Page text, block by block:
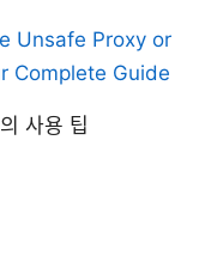
Unsafe Proxy or
Complete Guide
사용 팁